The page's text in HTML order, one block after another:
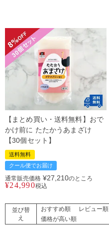
【まとめ買い・送料無料】おで
かけ前に たたかうあまざけ
【30個セット】
送料無料
クール便でお届け
通常販売価格 ¥27,210のところ
¥24,990税込
並び替
え
おすすめ順 レビュー順
価格が高い順